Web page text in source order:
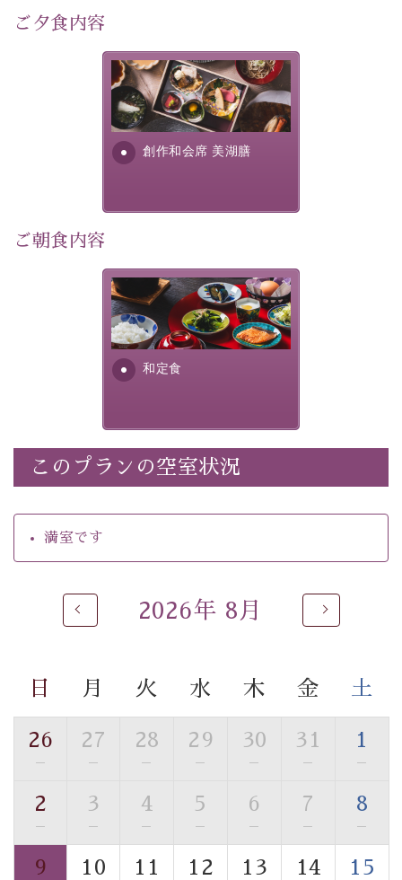
30項目以上からなる独自の衛生・消毒プログラムの基、
徹底した衛生管理を行っております。
---------------------------------------------
・朝夕個室料亭で個室食
・諏訪大社4社を巡る無料参拝バス（事前予約制）
・館内着をご用意
・環境に配慮したアメニティをご用意
・館内フリーWi-Fi
・チェックイン15時、チェックアウト10時
・朝夕個室料亭で個室食
・夕食は地産地消の創作和会席 美湖膳（二十四節気と
・朝食はこだわりの味噌汁をはじめとした和定食
【温泉】
自家源泉「美翠源泉」は酸化の進みが遅く新鮮で若返り
の効果が高い、極めて希有な源泉です。身も心も癒され
るご入浴をお愉しみください。
■お座敷風呂（大浴場）
用。 足元が柔らかく、そして滑りにくい畳のお風呂で
ご了承のほどお願いいたします。
■貸切温泉風呂 （40分2000円）
眺望はございませんが、源泉掛け流しの温泉の質を楽し
む貸切温泉風呂です。ゆったりといやされるプライベー
トな空間をお愉しみください。
【旅】
■諏訪大社4社を巡る無料参拝バス
ご夕食内容
創作和会席 美湖膳
美湖膳とは諏訪の地で特別を
提供する為に料理長・神原 裕
明が考え出した創作和会席で
す。美しい諏訪湖の幸...
ご朝食内容
和定食
さっぱりとした和食膳に使わ
れる食材は、諏訪の名産品を
ふんだんに取り入れ、安心・
安全を心掛けた長野県産...
このプランの空室状況
満室です
2026年 8月
日 月 火 水 木 金 土
26
—
27
—
28
—
29
—
30
—
31
—
1
—
2
—
3
—
4
—
5
—
6
—
7
—
8
—
9 10 11 12 13 14 15